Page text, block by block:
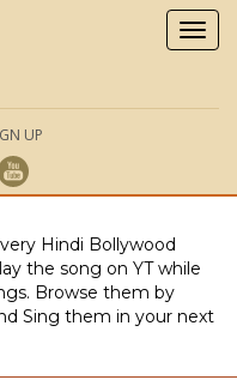
UP
Hindi Bollywood
the song on YT while
Browse them by
Sing them in your next